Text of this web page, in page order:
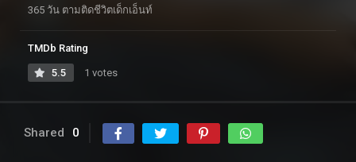
365 วัน ตามติดชีวิตเด็กเอ็นท์
TMDb Rating
5.5 1 votes
Shared 0